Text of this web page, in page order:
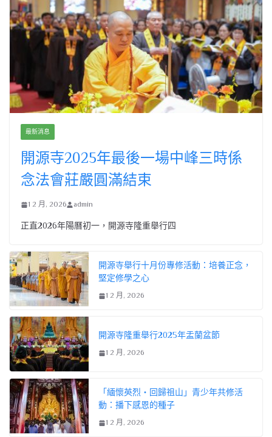
最新消息
開源寺2025年最後一場中峰三時係
念法會莊嚴圓滿結束
1 2 月, 2026 admin
正直2026年陽曆初一，開源寺隆重舉行四
開源寺舉行十月份專修活動：培養正念，
堅定修學之心
1 2 月, 2026
開源寺隆重舉行2025年盂蘭盆節
1 2 月, 2026
「緬懷英烈・回歸祖山」青少年共修活
動：播下感恩的種子
1 2 月, 2026